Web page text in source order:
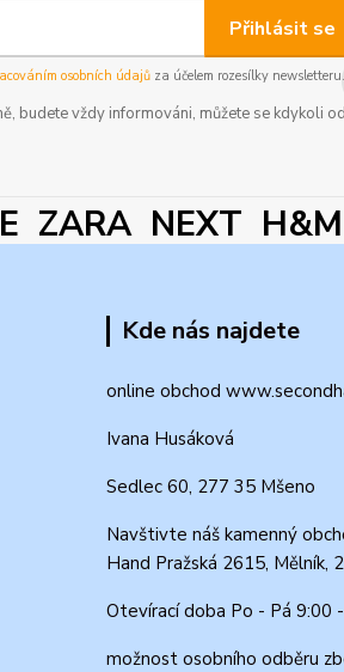
Přihlásit se
osobních údajůza účelem rozesílky newsletteru.
budete vždy informováni, můžete se kdykoli
ZARA NEXT
Kde nás najdete
online obchod
Ivana Husáková
Sedlec 60, 277 35 Mšeno
Navštivte náš kamenný
Hand Pražská 2615, Mělník,
Otevírací doba Po - Pá 9:00
možnost osobního odběru